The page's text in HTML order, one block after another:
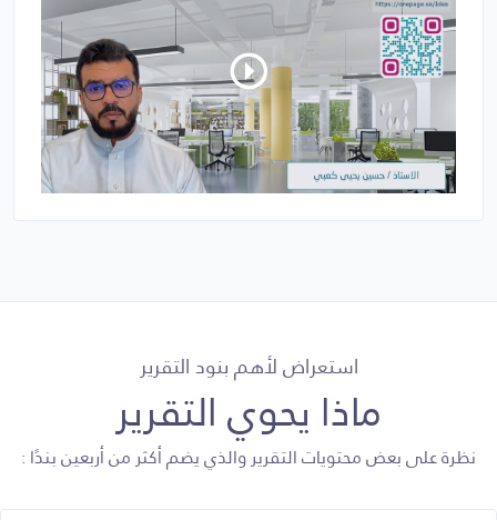
استعراض لأهم بنود التقرير
ماذا يحوي التقرير
نظرة على بعض محتويات التقرير والذي يضم أكثر من أربعين بندًا :